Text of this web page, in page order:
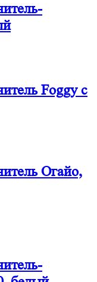
Foggy с
Огайо,